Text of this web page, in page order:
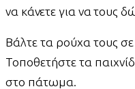
να κάνετε για να τους
Βάλτε τα ρούχα τους
Τοποθετήστε τα
στο πάτωμα.